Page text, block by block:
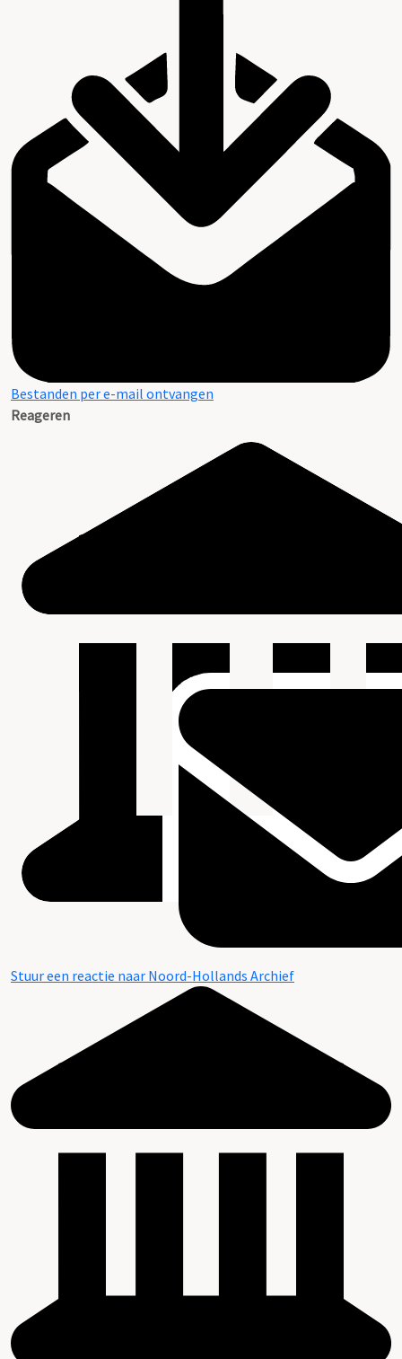
Bestanden per e-mail ontvangen
Reageren
Stuur een reactie naar Noord-Hollands Archief